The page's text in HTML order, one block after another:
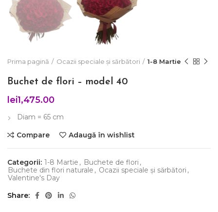
Prima pagină Ocazii speciale și sărbători 1-8 Martie
Buchet de flori – model 40
lei1,475.00
Diam = 65 cm
Compare Adaugă în wishlist
Categorii: 1-8 Martie , Buchete de flori ,
Buchete din flori naturale , Ocazii speciale și sărbători ,
Valentine's Day
Share